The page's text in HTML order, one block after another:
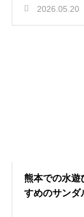
2026.05.20
熊本での水遊
すめのサンダ